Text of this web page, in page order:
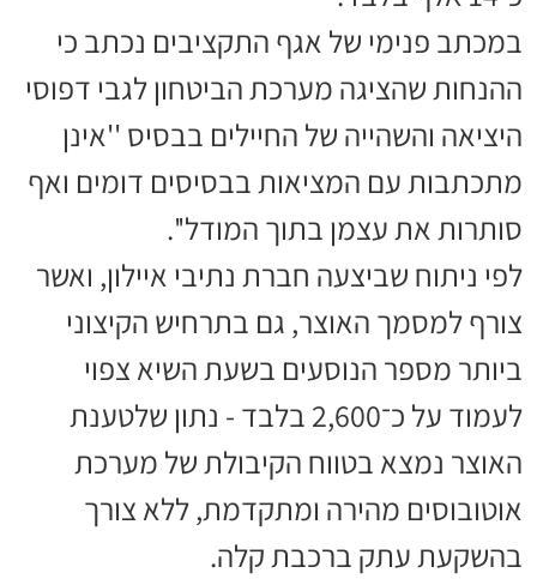
במכתב פנימי של אגף התקציבים נכתב כי
ההנחות שהציגה מערכת הביטחון לגבי דפוסי
היציאה והשהייה של החיילים בבסיס ''אינן
מתכתבות עם המציאות בבסיסים דומים ואף
סותרות את עצמן בתוך המודל''.
לפי ניתוח שביצעה חברת נתיבי איילון, ואשר
צורף למסמך האוצר, גם בתרחיש הקיצוני
ביותר מספר הנוסעים בשעת השיא צפוי
לעמוד על כ־2,600 בלבד - נתון שלטענת
האוצר נמצא בטווח הקיבולת של מערכת
אוטובוסים מהירה ומתקדמת, ללא צורך
בהשקעת עתק ברכבת קלה.